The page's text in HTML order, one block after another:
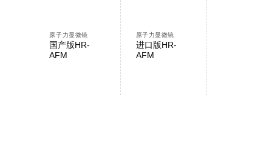
原子力显微镜
国产版HR-
AFM
原子力显微镜
进口版HR-
AFM